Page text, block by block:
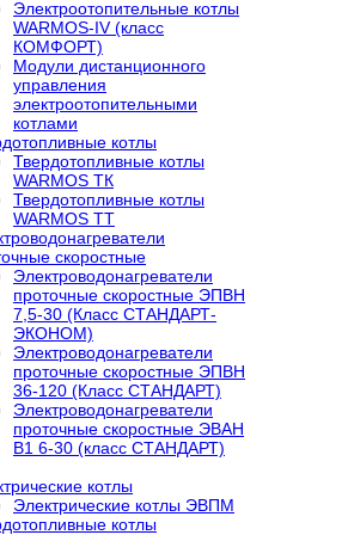
Электроотопительные котлы
WARMOS-IV (класс
КОМФОРТ)
Модули дистанционного
управления
электроотопительными
котлами
котлы
Твердотопливные котлы
WARMOS TК
Твердотопливные котлы
WARMOS TT
скоростные
Электроводонагреватели
проточные скоростные ЭПВН
7,5-30 (Класс СТАНДАРТ-
ЭКОНОМ)
Электроводонагреватели
проточные скоростные ЭПВН
36-120 (Класс СТАНДАРТ)
Электроводонагреватели
проточные скоростные ЭВАН
В1 6-30 (класс СТАНДАРТ)
котлы
Электрические котлы ЭВПМ
котлы